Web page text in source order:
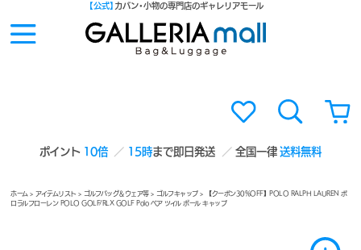
ポイント 10倍 15時まで即日発送 全国一律送料無料
【公式】 カバン・小物の専門店のギャレリアモール
ホーム >アイテムリスト > ゴルフバッグ＆ウェア等> ゴルフキャップ> 【クーポン30%OFF】POLO RALPH LAUREN ポ
ロラルフローレン POLO GOLF/RLX GOLF Polo ベア ツイル ボール キャップ